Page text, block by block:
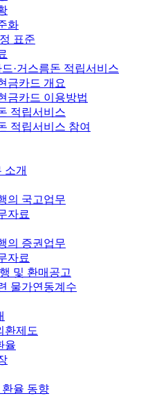
화
표준
·거스름돈 적립서비스
금카드 개요
금카드 이용방법
적립서비스
적립서비스 참여
소개
의 국고업무
자료
의 증권업무
자료
및 환매공고
물가연동계수
환제도
율
환율 동향